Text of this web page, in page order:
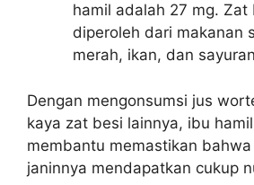
hamil adalah 27 mg. Zat
diperoleh dari makanan
merah, ikan, dan
Dengan mengonsumsi jus
kaya zat besi lainnya, ibu
membantu memastikan
janinnya mendapatkan cukup